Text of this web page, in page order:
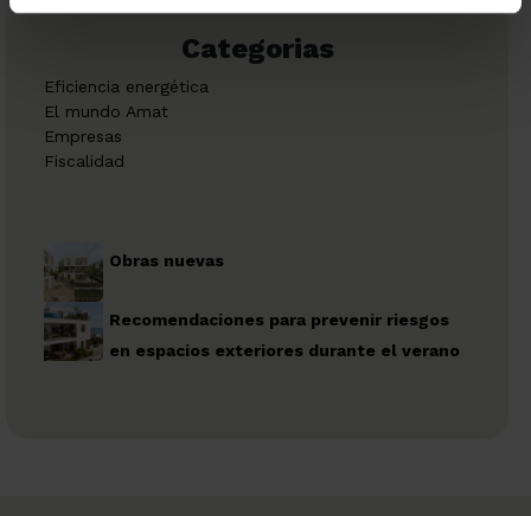
Categorias
Eficiencia energética
El mundo Amat
Empresas
Fiscalidad
Obras nuevas
Recomendaciones para prevenir riesgos
en espacios exteriores durante el verano